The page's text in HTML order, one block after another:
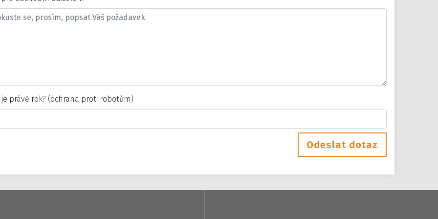
je právě rok? (ochrana proti robotům)
Odeslat dotaz